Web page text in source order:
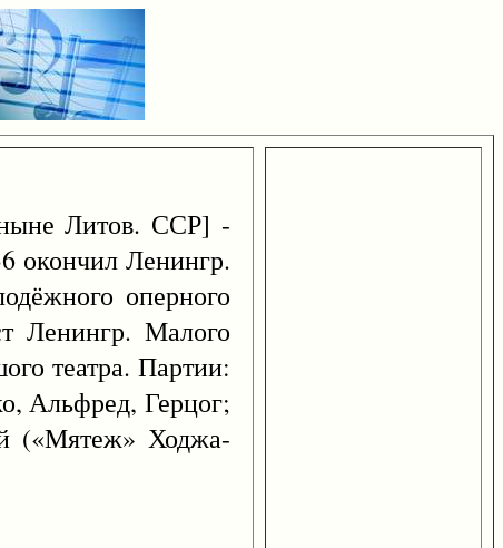
Литов. ССР] -
окончил Ленингр.
оперного
Ленингр. Малого
театра. Партии:
Альфред, Герцог;
(«Мятеж» Ходжа-